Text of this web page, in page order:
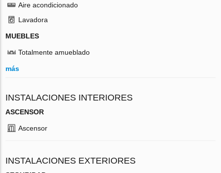
Aire acondicionado
Lavadora
MUEBLES
Totalmente amueblado
más
INSTALACIONES INTERIORES
ASCENSOR
Ascensor
INSTALACIONES EXTERIORES